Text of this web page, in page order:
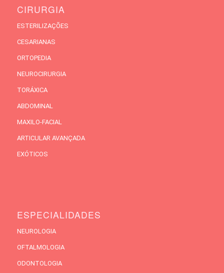
CIRURGIA
ESTERILIZAÇÕES
CESARIANAS
ORTOPEDIA
NEUROCIRURGIA
TORÁXICA
ABDOMINAL
MAXILO-FACIAL
ARTICULAR AVANÇADA
EXÓTICOS
ESPECIALIDADES
NEUROLOGIA
OFTALMOLOGIA
ODONTOLOGIA